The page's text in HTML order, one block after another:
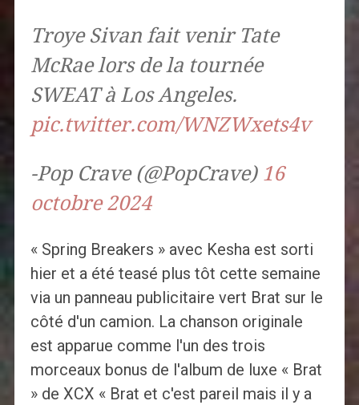
Troye Sivan fait venir Tate
McRae lors de la tournée
SWEAT à Los Angeles.
pic.twitter.com/WNZWxets4v
-Pop Crave (@PopCrave) 16
octobre 2024
« Spring Breakers » avec Kesha est sorti
hier et a été teasé plus tôt cette semaine
via un panneau publicitaire vert Brat sur le
côté d'un camion. La chanson originale
est apparue comme l'un des trois
morceaux bonus de l'album de luxe « Brat
» de XCX « Brat et c'est pareil mais il y a